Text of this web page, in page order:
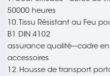
50000 heures
10. Tissu Résistant au Feu
B1 DIN 4102
assurance qualité---cadre
accessoires
12. Housse de transport